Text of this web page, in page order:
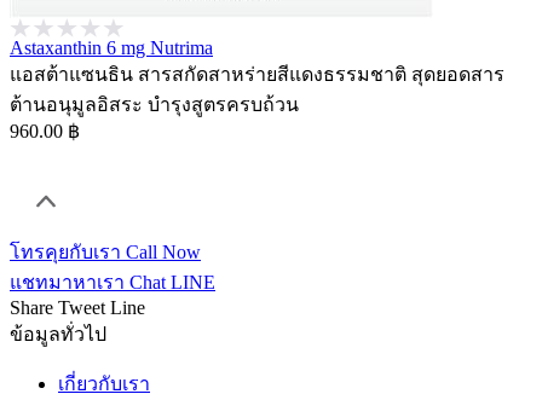
Astaxanthin 6 mg Nutrima
แอสต้าแซนธิน สารสกัดสาหร่ายสีแดงธรรมชาติ สุดยอดสาร
ต้านอนุมูลอิสระ บำรุงสูตรครบถ้วน
960.00 ฿
โทรคุยกับเรา Call Now
แชทมาหาเรา Chat LINE
Share Tweet Line
ข้อมูลทั่วไป
เกี่ยวกับเรา